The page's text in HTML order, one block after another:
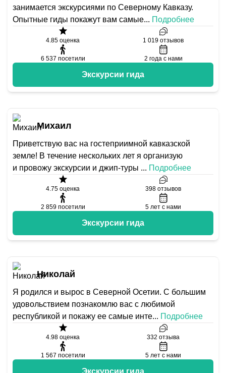
занимается экскурсиями по Северному Кавказу.
Опытные гиды покажут вам самые... Подробнее
4.85 оценка 1 019 отзывов
6 537 посетили 2 года с нами
Экскурсии гида
Михаил
Приветствую вас на гостеприимной кавказской
земле! В течение нескольких лет я организую
и провожу экскурсии и джип-туры ... Подробнее
4.75 оценка 398 отзывов
2 859 посетили 5 лет с нами
Экскурсии гида
Николай
Я родился и вырос в Северной Осетии. С большим
удовольствием познакомлю вас с любимой
республикой и покажу ее самые инте... Подробнее
4.98 оценка 332 отзыва
1 567 посетили 5 лет с нами
Экскурсии гида